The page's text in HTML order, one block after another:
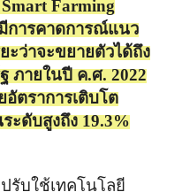
Farming
การคาดการณ์แนว
ะว่าจะขยายตัวได้ถึง
ภายในปี ค.ศ. 2022
ตราการเติบโต
ะดับสูงถึง 19.3%
รับใช้เทคโนโลยี